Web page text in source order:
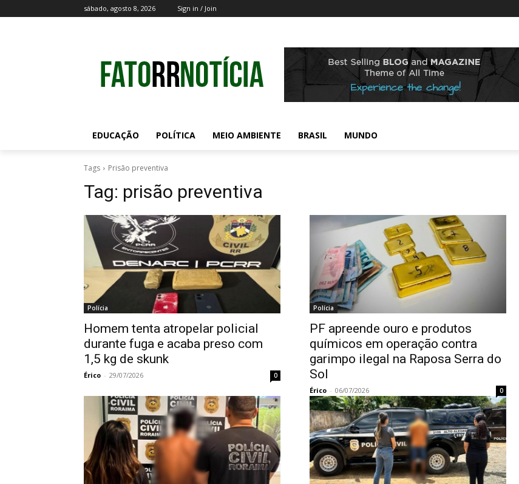
sábado, agosto 8, 2026 Sign in / Join
EDUCAÇÃO POLÍTICA MEIO AMBIENTE BRASIL MUNDO
Tags Prisão preventiva
Tag: prisão preventiva
Polícia
Homem tenta atropelar policial
durante fuga e acaba preso com
1,5 kg de skunk
Érico - 29/07/2026 0
Polícia
PF apreende ouro e produtos
químicos em operação contra
garimpo ilegal na Raposa Serra do
Sol
Érico - 06/07/2026 0